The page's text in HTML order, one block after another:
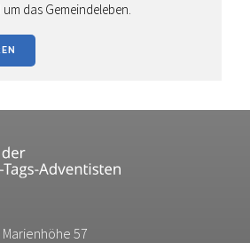
das Gemeindeleben.
57